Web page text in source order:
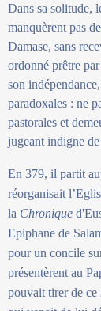
Dans sa solitude,
manquèrent pas
Damase, sans
ordonné prêtre
son
paradoxales : ne
pastorales et
jugeant indigne
En 379, il partit
réorganisait
la Chronique
Epiphane de
pour un concile
présentèrent au
pouvait tirer de ce